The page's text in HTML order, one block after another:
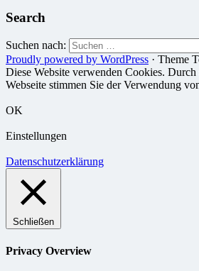
Search
Suchen nach:
Proudly powered by WordPress · Theme
Diese Website verwenden Cookies.
Webseite stimmen Sie der Verwendung
OK
Einstellungen
Datenschutzerklärung
Schließen
Privacy Overview